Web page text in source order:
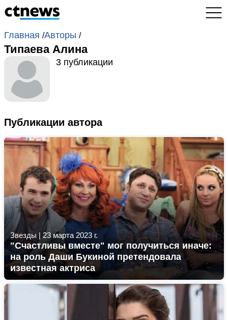
Главная /Авторы /
Типаева Алина
3 публикации
Публикации автора
Звезды |23 марта 2023 г.
"Счастливы вместе" мог получиться иначе:
на роль Даши Букиной претендовала
известная актриса